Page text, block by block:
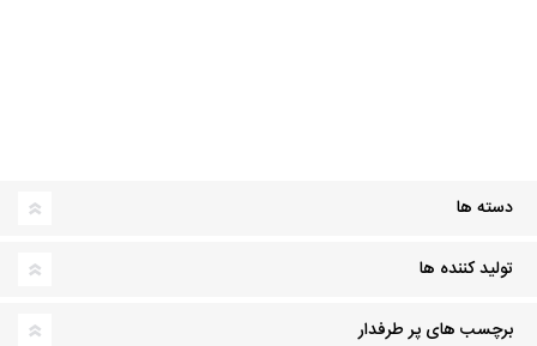
دسته ها
تولید کننده ها
برچسب های پر طرفدار